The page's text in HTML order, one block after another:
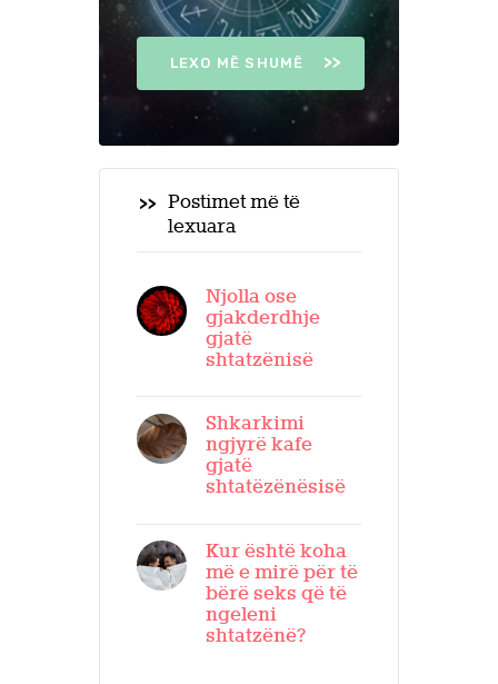
LEXO MË SHUMË
Postimet më të
lexuara
Njolla ose
gjakderdhje
gjatë
shtatzënisë
Shkarkimi
ngjyrë kafe
gjatë
shtatëzënësisë
Kur është koha
më e mirë për të
bërë seks që të
ngeleni
shtatzënë?